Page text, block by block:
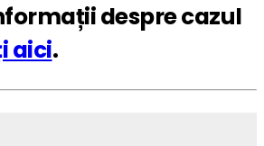
despre cazul
aici.